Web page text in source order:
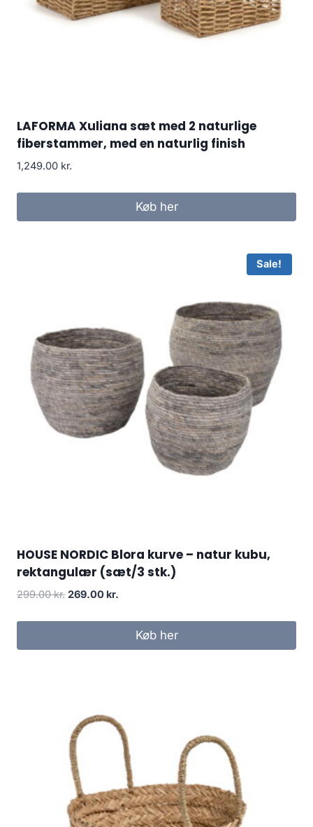
LAFORMA Xuliana sæt med 2 naturlige
fiberstammer, med en naturlig finish
1,249.00 kr.
Køb her
Sale!
HOUSE NORDIC Blora kurve – natur kubu,
rektangulær (sæt/3 stk.)
299.00kr. 269.00 kr.
Køb her